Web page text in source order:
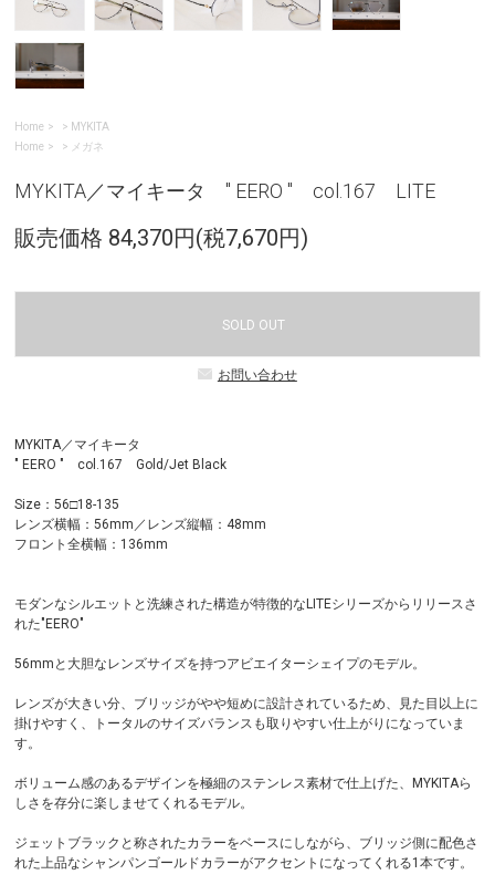
Home > MYKITA
Home
> メガネ
MYKITA／マイキータ " EERO " col.167 LITE
販売価格 84,370円(税7,670円)
SOLD OUT
お問い合わせ
MYKITA／マイキータ
" EERO " col.167 Gold/Jet Black
Size：56□18-135
レンズ横幅：56mm／レンズ縦幅：48mm
フロント全横幅：136mm
モダンなシルエットと洗練された構造が特徴的なLITEシリーズからリリースさ
れた"EERO"
56mmと大胆なレンズサイズを持つアビエイターシェイプのモデル。
レンズが大きい分、ブリッジがやや短めに設計されているため、見た目以上に
掛けやすく、トータルのサイズバランスも取りやすい仕上がりになっていま
す。
ボリューム感のあるデザインを極細のステンレス素材で仕上げた、MYKITAら
しさを存分に楽しませてくれるモデル。
ジェットブラックと称されたカラーをベースにしながら、ブリッジ側に配色さ
れた上品なシャンパンゴールドカラーがアクセントになってくれる1本です。